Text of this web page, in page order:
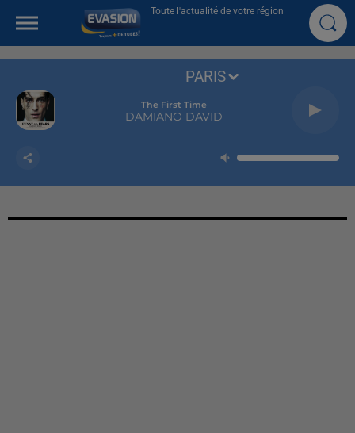
Toute l'actualité de votre région
The First Time
DAMIANO DAVID
PARIS